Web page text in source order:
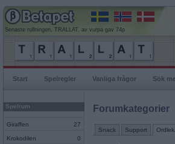
Senaste rullningen, TRALLAT, av vurpa gav 74p
Start Spelregler Vanliga frågor Sök
Spelrum
Giraffen 27
Krokodilen 0
Forumkategorier
Snack Support